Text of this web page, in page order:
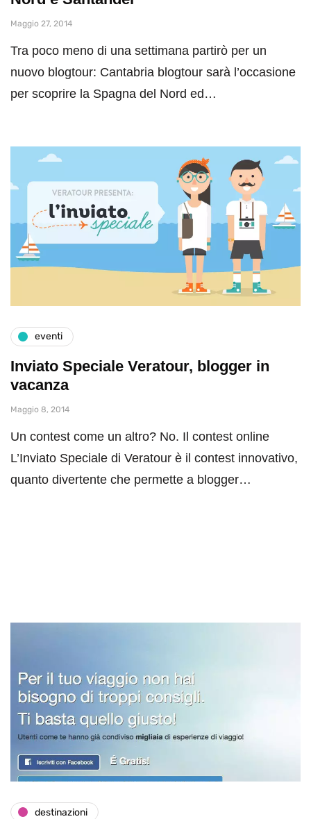
Maggio 27, 2014
Tra poco meno di una settimana partirò per un
nuovo blogtour: Cantabria blogtour sarà l’occasione
per scoprire la Spagna del Nord ed…
eventi
Inviato Speciale Veratour, blogger in
vacanza
Maggio 8, 2014
Un contest come un altro? No. Il contest online
L’Inviato Speciale di Veratour è il contest innovativo,
quanto divertente che permette a blogger…
destinazioni